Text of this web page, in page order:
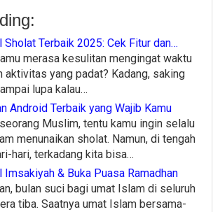
Terbaik 2025: Cek Fitur dan…
merasa kesulitan mengingat waktu
aktivitas yang padat? Kadang, saking
lupa kalau…
Android Terbaik yang Wajib Kamu
Muslim, tentu kamu ingin selalu
menunaikan sholat. Namun, di tengah
hari, terkadang kita bisa…
& Buka Puasa Ramadhan
bulan suci bagi umat Islam di seluruh
tiba. Saatnya umat Islam bersama-